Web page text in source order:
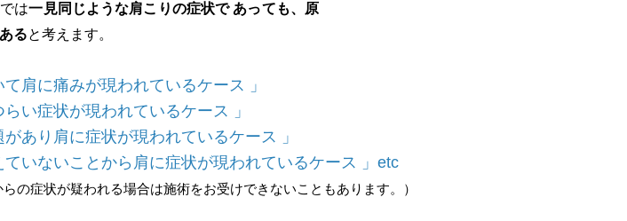
は一見同じような肩こりの症状で あっても、原
ると考えます。
て肩に痛みが現われているケース 」
らい症状が現われているケース 」
があり肩に症状が現われているケース 」
ていないことから肩に症状が現われているケース 」etc
らの症状が疑われる場合は施術をお受けできないこともあります。）